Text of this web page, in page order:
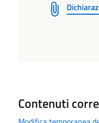
Contenuti